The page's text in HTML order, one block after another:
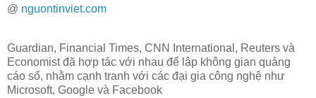
@ nguontinviet.com
Guardian, Financial Times, CNN International, Reuters và
Economist đã hợp tác với nhau để lập không gian quảng
cáo số, nhằm cạnh tranh với các đại gia công nghệ như
Microsoft, Google và Facebook